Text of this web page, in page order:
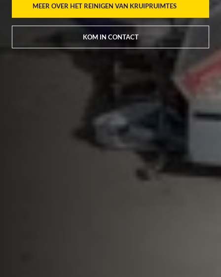
MEER OVER HET REINIGEN VAN KRUIPRUIMTES
KOM IN CONTACT